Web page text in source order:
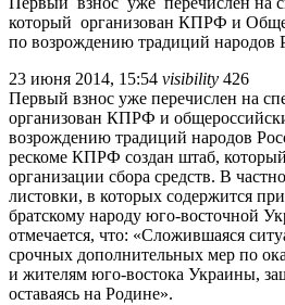
который организован КПРФ и
по возрождению традиций народов
23 июня 2014, 15:54 visibility 426
Первый взнос уже перечислен на
организован КПРФ и
возрождению традиций народов
рескоме КПРФ создан штаб,
организации сбора средств. В
листовки, в которых содержится
братскому народу юго-восточной
отмечается, что: «Сложившаяся
срочных дополнительных мер по
и жителям юго-востока Украины,
оставаясь на Родине».